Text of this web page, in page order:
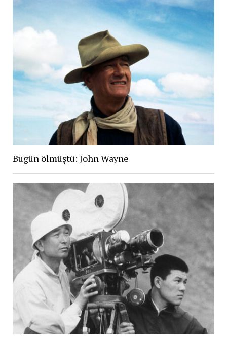
Bugün ölmüştü: John Wayne